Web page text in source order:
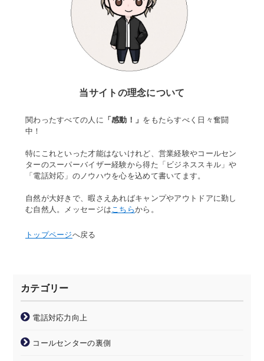
当サイトの理念について
関わったすべての人に 「感動！」 をもたらすべく日々奮闘
中！
特にこれといった才能はないけれど、営業経験やコールセン
ターのスーパーバイザー経験から得た「ビジネススキル」や
「電話対応」のノウハウを心を込めて書いてます。
自然が大好きで、暇さえあればキャンプやアウトドアに勤し
む自然人。メッセージはこちらから。
トップページへ戻る
カテゴリー
電話対応力向上
コールセンターの裏側